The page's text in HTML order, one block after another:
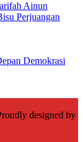
Ainun
Perjuangan
Demokrasi
designed by